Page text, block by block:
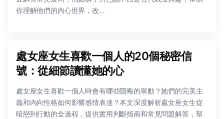
你理解他們的內心世界，改...
處女座女生喜歡一個人的20個秘密信
號：從細節讀懂她的心
處女座女生喜歡一個人時會有哪些隱晦的舉動？她們的完美主
義和內向性格如何影響感情表達？本文深度解析處女座女生從
暗戀到行動的全過程，提供實用判斷指南和常見問題解答，幫